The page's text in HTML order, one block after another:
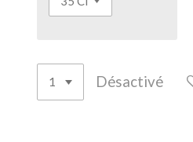
Désactivé